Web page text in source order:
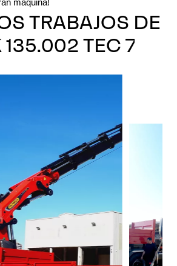
máquina!
TRABAJOS DE
135.002 TEC 7